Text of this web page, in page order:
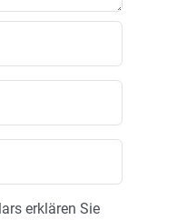
erklären Sie